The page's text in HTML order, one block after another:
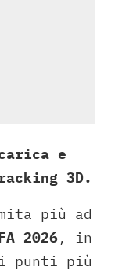
e
3D.
più ad
2026, in
punti più